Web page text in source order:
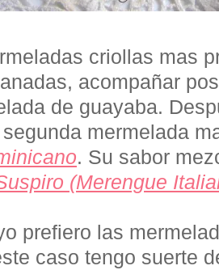
criollas mas
acompañar
de guayaba.
mermelada
. Su sabor
(Merengue
prefiero las
caso tengo suerte